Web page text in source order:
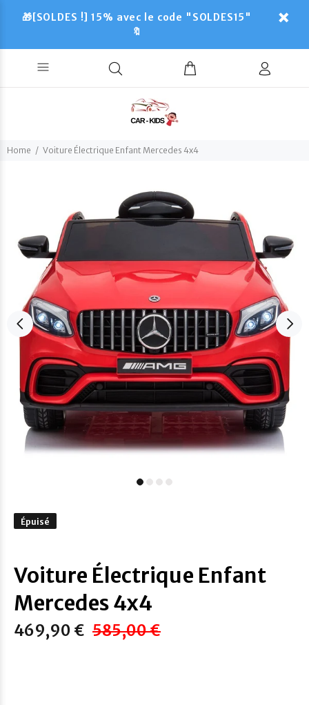
🎁[SOLDES !] 15% avec le code "SOLDES15"
🔖
Home Voiture Électrique Enfant Mercedes 4x4
Épuisé
Voiture Électrique Enfant
Mercedes 4x4
469,90 € 585,00 €